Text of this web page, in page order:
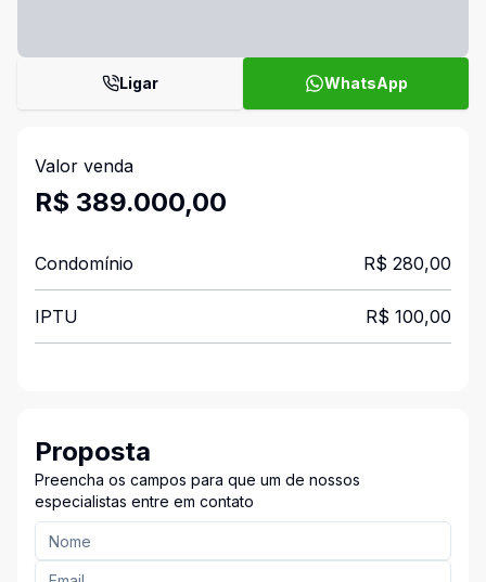
Ligar WhatsApp
Valor venda
R$ 389.000,00
Condomínio R$ 280,00
IPTU R$ 100,00
Proposta
Preencha os campos para que um de nossos
especialistas entre em contato